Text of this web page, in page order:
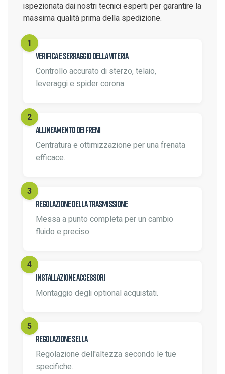
ispezionata dai nostri tecnici esperti per garantire la
massima qualità prima della spedizione.
Verifica e serraggio della viteria
Controllo accurato di sterzo, telaio,
leveraggi e spider corona.
Allineamento dei freni
Centratura e ottimizzazione per una frenata
efficace.
Regolazione della trasmissione
Messa a punto completa per un cambio
fluido e preciso.
Installazione accessori
Montaggio degli optional acquistati.
Regolazione sella
Regolazione dell'altezza secondo le tue
specifiche.